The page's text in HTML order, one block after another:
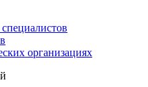
организациях